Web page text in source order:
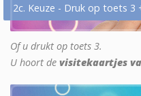
2c. Keuze - Druk op toets 3
Of u drukt op toets 3.
U hoort de visitekaartjes